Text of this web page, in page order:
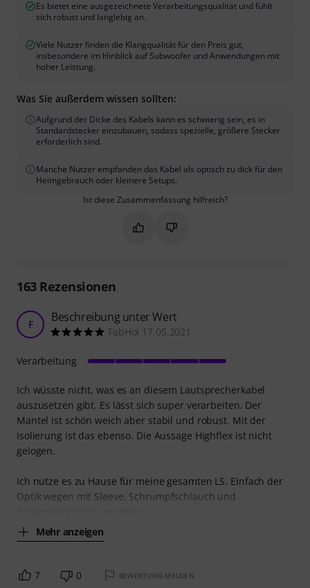
Es bietet eine ausgezeichnete Verarbeitungsqualität und fühlt
sich robust und langlebig an.
Viele Nutzer finden die Klangqualität für den Preis gut,
insbesondere im Hinblick auf Subwoofer und Anwendungen mit
hoher Leistung.
Was Sie außerdem wissen sollten:
Aufgrund der Dicke des Kabels kann es schwierig sein, es in
Standardstecker einzubauen, sodass spezielle, größere Stecker
erforderlich sind.
Manche Nutzer empfanden das Kabel als optisch zu dick für den
Heimgebrauch oder kleinere Setups.
Ist diese Zusammenfassung hilfreich?
Markieren Sie diese
Markieren Sie diese
163Rezensionen
F Beschreibung unter Wert
FabHol 17.05.2021
Ich wüsste nicht, was es an diesem Lautsprecherkabel
auszusetzen gibt. Es lässt sich super verarbeiten. Der
Mantel ist schön weich aber stabil und robust. Mit der
Isolierung ist das ebenso. Die Aussage Highflex ist nicht
gelogen.
Ich nutze es zu Hause für meine gesamten LS. Einfach der
Optik wegen mit Sleeve, Schrumpfschlauch und
Mehr anzeigen
Verarbeitung
7 0 BEWERTUNG MELDEN